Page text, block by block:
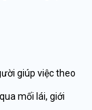
giúp việc theo
mối lái, giới